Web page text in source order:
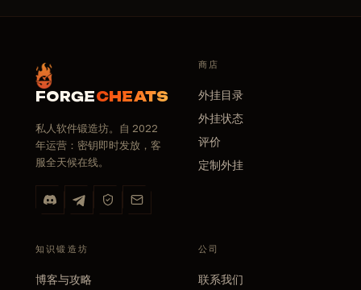
FORGECHEATS
私人软件锻造坊。自 2022
年运营：密钥即时发放，客
服全天候在线。
商店
外挂目录
外挂状态
评价
定制外挂
知识锻造坊
博客与攻略
公司
联系我们